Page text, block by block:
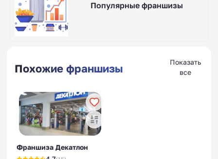
Популярные франшизы
Похожие франшизы
Показать
все
Франшиза Декатлон